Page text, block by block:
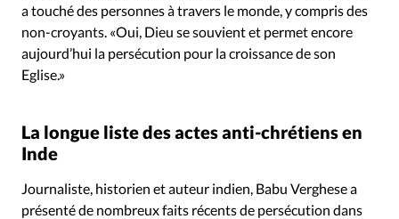
a touché des personnes à travers le monde, y compris des
non-croyants. «Oui, Dieu se souvient et permet encore
aujourd’hui la persécution pour la croissance de son
Eglise.»
La longue liste des actes anti-chrétiens en
Inde
Journaliste, historien et auteur indien, Babu Verghese a
présenté de nombreux faits récents de persécution dans